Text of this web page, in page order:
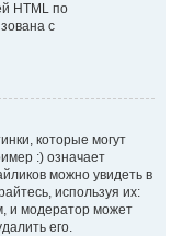
HTML по
с
которые могут
:) означает
можно увидеть в
используя их:
и модератор может
его.